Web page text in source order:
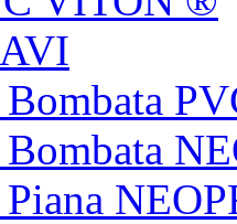
Bombata
Bombata
Piana